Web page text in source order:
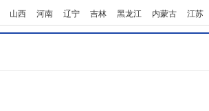
山西 河南 辽宁 吉林 黑龙江 内蒙古 江苏
台湾 香港
澳门